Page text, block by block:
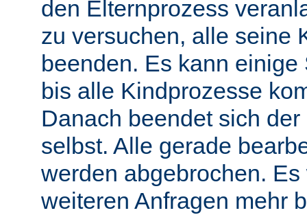
den Elternprozess
zu versuchen, alle seine
beenden. Es kann
bis alle Kindprozesse
Danach beendet sich
selbst. Alle gerade
werden abgebrochen.
weiteren Anfragen mehr